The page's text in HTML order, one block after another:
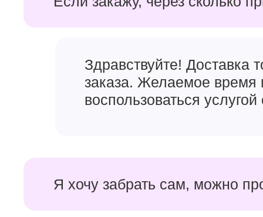
Самый мощный чипсет, который Apple
Вместе с
Здравствуйте! Доставка
заказа. Желаемое время
воспользоваться
Я хочу забрать сам, можно